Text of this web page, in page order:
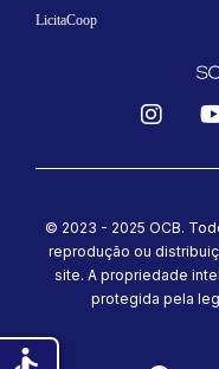
LicitaCoop
© 2023 - 2025 OCB.
reprodução ou
site. A propriedade
protegida pela